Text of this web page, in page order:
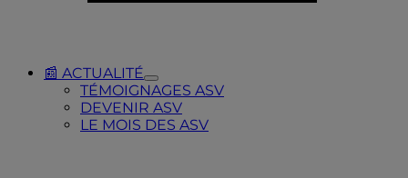
📰 ACTUALITÉ
Toggle
Submenu
for
📰
TÉMOIGNAGES ASV
DEVENIR ASV
LE MOIS DES ASV